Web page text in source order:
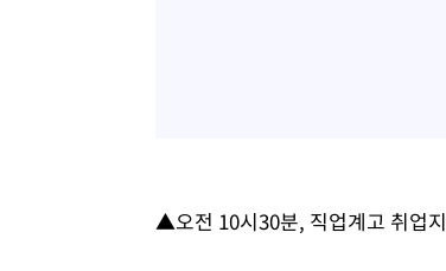
▲오전 10시30분, 직업계고 취업